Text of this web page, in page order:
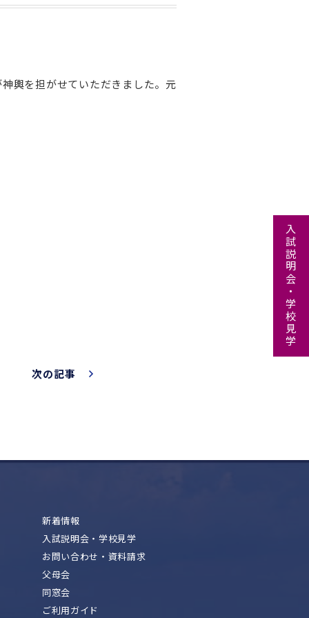
入試説明会・学校見学
輿を担がせていただきました。元
次の記事
新着情報
入試説明会・学校見学
お問い合わせ・資料請求
父母会
同窓会
ご利用ガイド